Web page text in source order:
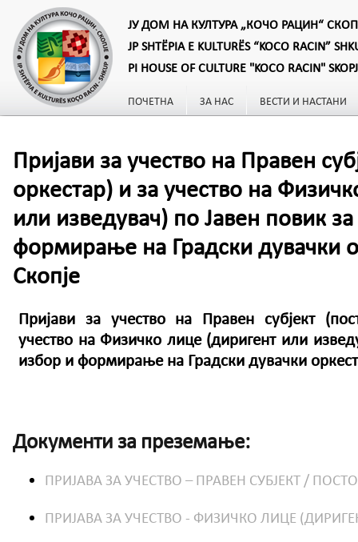
ЈУ ДОМ НА КУЛТУРА „КОЧО РАЦИН“
JP SHTËPIA E KULTURËS “KOCO RACIN”
PI HOUSE OF CULTURE "KOCO RACIN"
ПОЧЕТНА ЗА НАС ВЕСТИ И НАСТАНИ
Пријави за учество на Правен
оркестар) и за учество на
или изведувач) по Јавен повик
формирање на Градски дувачки
Скопје
Пријави за учество на Правен субјект
учество на Физичко лице (диригент или
избор и формирање на Градски дувачки
Документи за преземање:
ПРИЈАВА ЗА УЧЕСТВО – ПРАВЕН СУБЈЕКТ /
ПРИЈАВА ЗА УЧЕСТВО - ФИЗИЧКО ЛИЦЕ